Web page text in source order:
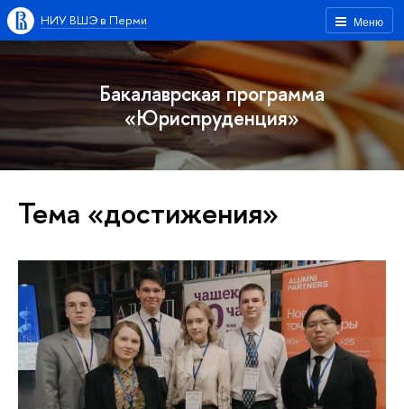
Меню
НИУ ВШЭ в Перми
Бакалаврская программа
«Юриспруденция»
Тема «достижения»